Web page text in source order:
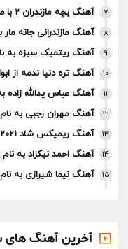
7 آهنگ بچه مازندران 2 با صدای علیرضا رحیم پور
8 آهنگ مازندرانی جانه
9 آهنگ ریتمیک سبزه به
10 آهنگ تره دنیا ندمه از
11 آهنگ عباس یدالله
12 آهنگ مهران رجبی به
13 آهنگ ریمیکس شاد 2021 محمد سمندری
14 آهنگ احمد نیکزاد به
15 آهنگ نیما شیرازی به
آخرین آهنگ